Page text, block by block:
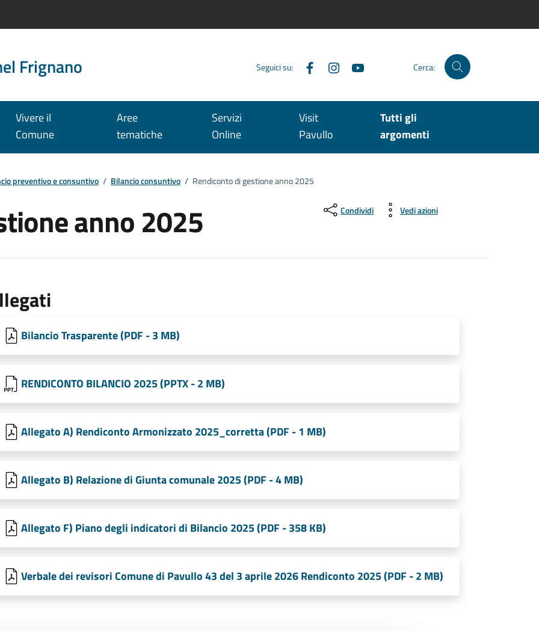
Frignano Seguici su: FacebookInstagram Cerca:
Vivere il
Comune
Aree
tematiche
Servizi
Online
Visit
Pavullo
Tutti gli
argomenti
preventivo e consuntivo / Bilancio consuntivo / Rendiconto di gestione anno 2025
anno 2025 Condividi Vedi azioni
Bilancio Trasparente (PDF - 3 MB)
RENDICONTO BILANCIO 2025 (PPTX - 2 MB)
Allegato A) Rendiconto Armonizzato 2025_corretta (PDF - 1 MB)
Allegato B) Relazione di Giunta comunale 2025 (PDF - 4 MB)
Allegato F) Piano degli indicatori di Bilancio 2025 (PDF - 358 KB)
Verbale dei revisori Comune di Pavullo 43 del 3 aprile 2026 Rendiconto 2025 (PDF - 2 MB)